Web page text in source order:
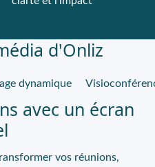
d'Onliz
dynamique
avec un écran
vos réunions,